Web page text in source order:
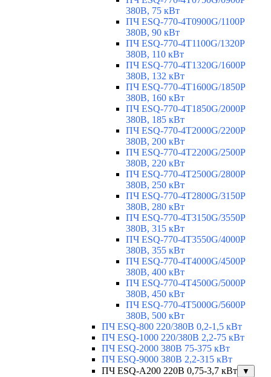
380В, 75 кВт
ПЧ ESQ-770-4T0900G/1100P
380В, 90 кВт
ПЧ ESQ-770-4T1100G/1320P
380В, 110 кВт
ПЧ ESQ-770-4T1320G/1600P
380В, 132 кВт
ПЧ ESQ-770-4T1600G/1850P
380В, 160 кВт
ПЧ ESQ-770-4T1850G/2000P
380В, 185 кВт
ПЧ ESQ-770-4T2000G/2200P
380В, 200 кВт
ПЧ ESQ-770-4T2200G/2500P
380В, 220 кВт
ПЧ ESQ-770-4T2500G/2800P
380В, 250 кВт
ПЧ ESQ-770-4T2800G/3150P
380В, 280 кВт
ПЧ ESQ-770-4T3150G/3550P
380В, 315 кВт
ПЧ ESQ-770-4T3550G/4000P
380В, 355 кВт
ПЧ ESQ-770-4T4000G/4500P
380В, 400 кВт
ПЧ ESQ-770-4T4500G/5000P
380В, 450 кВт
ПЧ ESQ-770-4T5000G/5600P
380В, 500 кВт
ПЧ ESQ-800 220/380В 0,2-1,5 кВт
ПЧ ESQ-1000 220/380В 2,2-75 кВт
ПЧ ESQ-2000 380В 75-375 кВт
ПЧ ESQ-9000 380В 2,2-315 кВт
ПЧ ESQ-A200 220В 0,75-3,7 кВт
▼